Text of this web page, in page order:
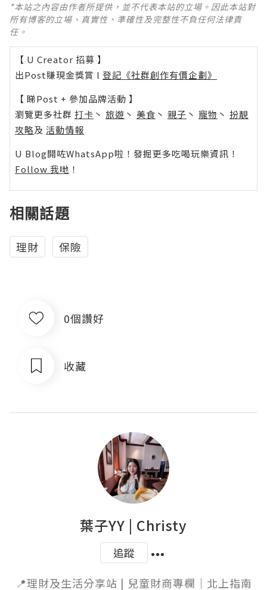
*本站之內容由作者所提供，並不代表本站的立場。因此本站對
所有博客的立場、真實性、準確性及完整性不負任何法律責
任。
【 U Creator 招募 】
出Post賺現金獎賞 l 登記《社群創作有價企劃》
【 睇Post + 參加品牌活動 】
瀏覽更多社群 打卡 丶 旅遊 丶 美食 丶 親子 丶 寵物 丶 扮靚
攻略及 活動情報
U Blog開咗WhatsApp啦！發掘更多吃喝玩樂資訊！
Follow 我哋 ！
相關話題
理財 保險
0個讚好
收藏
葉子YY | Christy
追蹤
📍理財及生活分享站 | 兒童財商專欄｜北上指南